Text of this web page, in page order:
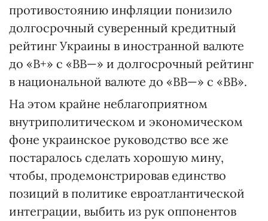
противостоянию инфляции понизило
долгосрочный суверенный кредитный
рейтинг Украины в иностранной валюте
до «B+» с «BB—» и долгосрочный рейтинг
в национальной валюте до «BB—» с «BB».
На этом крайне неблагоприятном
внутриполитическом и экономическом
фоне украинское руководство все же
постаралось сделать хорошую мину,
чтобы, продемонстрировав единство
позиций в политике евроатлантической
интеграции, выбить из рук оппонентов